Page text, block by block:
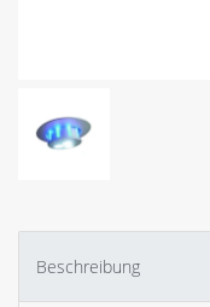
Beschreibung